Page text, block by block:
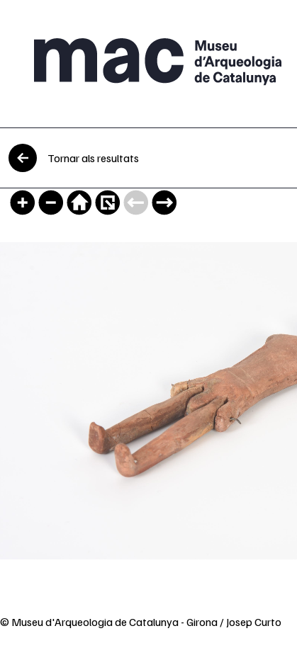
Vés al contingut
Tornar als resultats
© Museu d'Arqueologia de Catalunya - Girona / Josep Curto